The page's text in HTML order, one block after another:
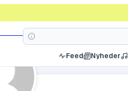
Feed Nyheder